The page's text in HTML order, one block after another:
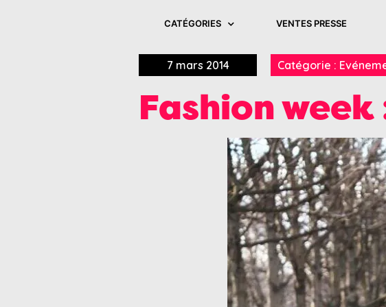
CATÉGORIES VENTES PRESSE
7 mars 2014 Catégorie :
Fashion week